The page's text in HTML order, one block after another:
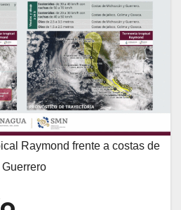
Raymond frente a costas de
Guerrero